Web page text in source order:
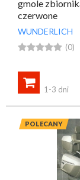
gmole
czerwone
WUNDERLICH
 (0)

1-3 dni
POLECANY